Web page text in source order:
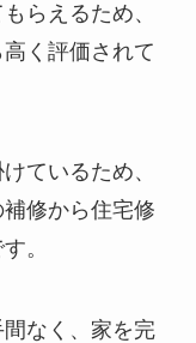
らえるため、
く評価されて
ているため、
修から住宅修
。
なく、家を完